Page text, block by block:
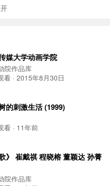
磨。
媒大学动画学院
院作品库
看 · 2015年8月30日
的刺激生活 (1999)
看 · 11年前
》 崔戴祺 程晓榕 董颖达 孙菁
院作品库